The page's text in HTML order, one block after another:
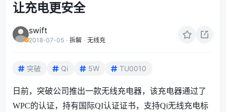
让充电更安全
swift
2018-07-05 · 拆解 · 无线充
突破 Qi 5W TU0010
日前，突破公司推出一款无线充电器，该充电器通过了
WPC的认证，持有国际QI认证证书，支持Qi无线充电标